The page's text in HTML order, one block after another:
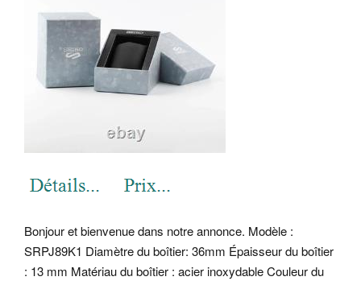
Bonjour et bienvenue dans notre annonce. Modèle :
SRPJ89K1 Diamètre du boîtier: 36mm Épaisseur du boîtier
: 13 mm Matériau du boîtier : acier inoxydable Couleur du